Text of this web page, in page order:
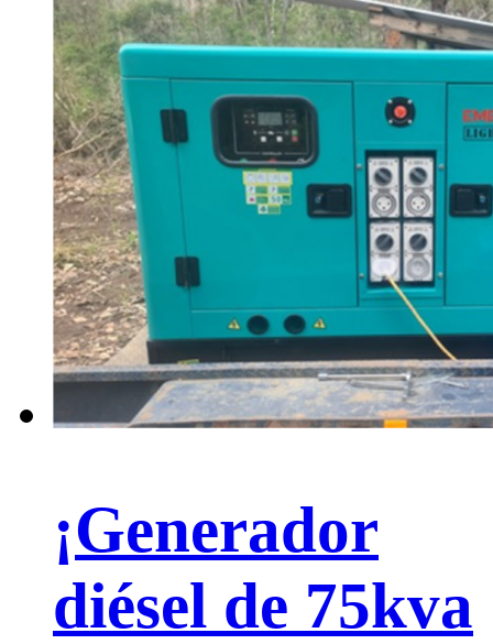
¡Generador
diésel de 75kva